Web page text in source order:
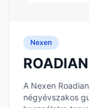
Nexen
A Nexen
négyévszakos